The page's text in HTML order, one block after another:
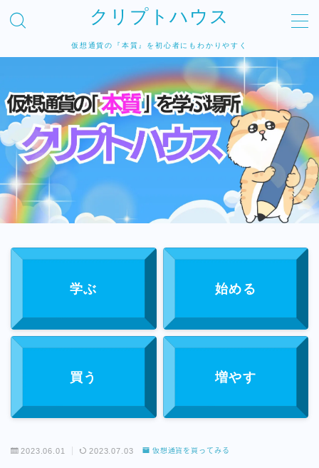
クリプトハウス
仮想通貨の『本質』を初心者にもわかりやすく
Home
仮想通貨を学ぶ
最初におさえておきたいこと
仮想通貨を始める
仮想通貨を買ってみる
仮想通貨で不労所得を得る
ポートフォリオとお仕事のご依頼について
プライバシーポリシー
学ぶ 始める
買う 増やす
2023.06.01 2023.07.03 仮想通貨を買ってみる